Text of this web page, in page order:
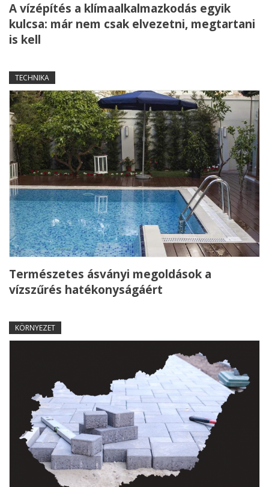
A vízépítés a klímaalkalmazkodás egyik
kulcsa: már nem csak elvezetni, megtartani
is kell
TECHNIKA
Természetes ásványi megoldások a
vízszűrés hatékonyságáért
KÖRNYEZET